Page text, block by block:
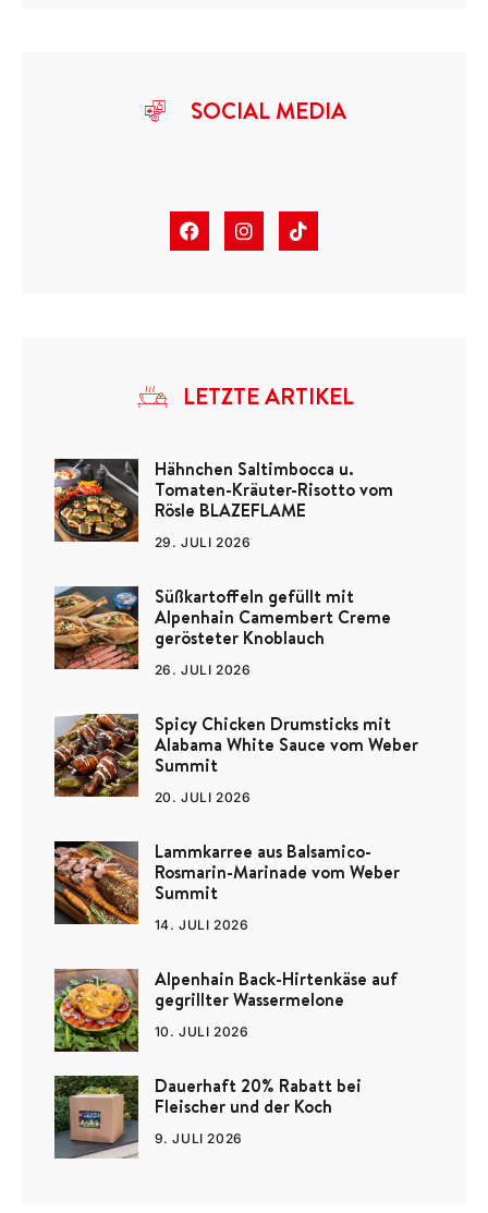
SOCIAL MEDIA
LETZTE ARTIKEL
Hähnchen Saltimbocca u.
Tomaten-Kräuter-Risotto vom
Rösle BLAZEFLAME
29. JULI 2026
Süßkartoffeln gefüllt mit
Alpenhain Camembert Creme
gerösteter Knoblauch
26. JULI 2026
Spicy Chicken Drumsticks mit
Alabama White Sauce vom Weber
Summit
20. JULI 2026
Lammkarree aus Balsamico-
Rosmarin-Marinade vom Weber
Summit
14. JULI 2026
Alpenhain Back-Hirtenkäse auf
gegrillter Wassermelone
10. JULI 2026
Dauerhaft 20% Rabatt bei
Fleischer und der Koch
9. JULI 2026